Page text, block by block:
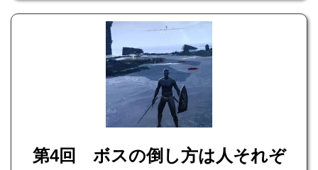
第4回 ボスの倒し方は人それぞ